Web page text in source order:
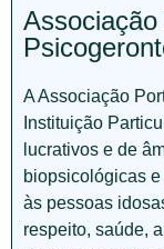
A Associação
Instituição
lucrativos e de
biopsicológicas
às pessoas
respeito, saúde,